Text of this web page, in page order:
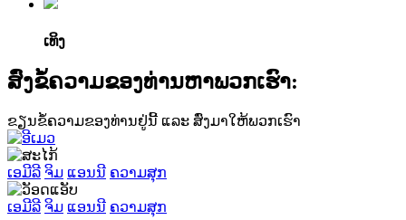
ເທິງ
ສົ່ງຂໍ້ຄວາມຂອງທ່ານຫາພວກເຮົາ:
ຂຽນຂໍ້ຄວາມຂອງທ່ານຢູ່ນີ້ ແລະ ສົ່ງມາໃຫ້ພວກເຮົາ
ເອມີລີ ຈິມ ແອນນີ ຄວາມສຸກ
ເອມີລີ ຈິມ ແອນນີ ຄວາມສຸກ